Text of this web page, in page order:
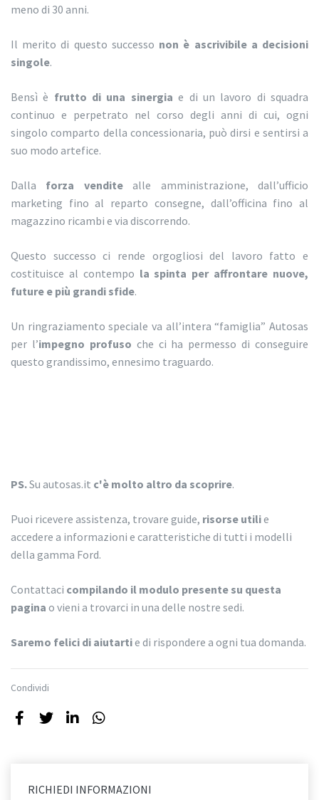
meno di 30 anni.
Il merito di questo successo non è ascrivibile a decisioni
singole.
Bensì è frutto di una sinergia e di un lavoro di squadra
continuo e perpetrato nel corso degli anni di cui, ogni
singolo comparto della concessionaria, può dirsi e sentirsi a
suo modo artefice.
Dalla forza venditealle amministrazione, dall’ufficio
marketing fino al reparto consegne, dall’officina fino al
magazzino ricambi e via discorrendo.
Questo successo ci rende orgogliosi del lavoro fatto e
costituisce al contempo la spinta per affrontare nuove,
future e più grandi sfide.
Un ringraziamento speciale va all’intera “famiglia” Autosas
per l’impegno profuso che ci ha permesso di conseguire
questo grandissimo, ennesimo traguardo.
PS.Su autosas.it c'è molto altro da scoprire.
Puoi ricevere assistenza, trovare guide, risorse utilie
accedere a informazioni e caratteristiche di tutti i modelli
della gamma Ford.
Contattaci compilando il modulo presente su questa
pagina o vieni a trovarci in una delle nostre sedi.
Saremo felici di aiutartie di rispondere a ogni tua domanda.
Condividi
RICHIEDI INFORMAZIONI